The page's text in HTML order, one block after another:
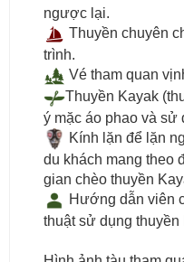
ngược lại.
Thuyền chuyên
trình.
Vé tham quan
Thuyền Kayak
ý mặc áo phao và sử
Kính lặn để lặn
du khách mang theo
gian chèo thuyền
Hướng dẫn viên
thuật sử dụng thuyền